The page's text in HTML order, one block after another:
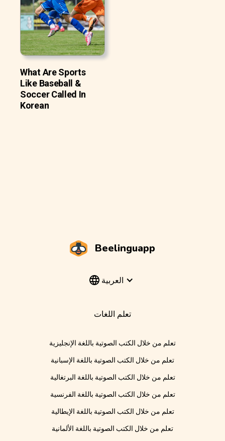
What Are Sports
Like Baseball &
Soccer Called In
Korean
Beelinguapp
العربية
تعلم اللغات
تعلم من خلال الكتب الصوتية باللغة الإنجليزية
تعلم من خلال الكتب الصوتية باللغة الإسبانية
تعلم من خلال الكتب الصوتية باللغة البرتغالية
تعلم من خلال الكتب الصوتية باللغة الفرنسية
تعلم من خلال الكتب الصوتية باللغة الإيطالية
تعلم من خلال الكتب الصوتية باللغة الألمانية